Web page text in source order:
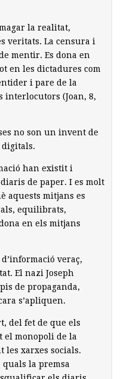
la realitat,
veritats. La censura i
mentir. Es dona en
en les dictadures com
i pare de la
interlocutors (Joan, 8,
no son un invent de
digitals.
han existit i
de paper. I es molt
aquests mitjans es
equilibrats,
en els mitjans
veraç,
El nazi Joseph
de propaganda,
s’apliquen.
del fet de que els
monopoli de la
les xarxes socials.
la premsa